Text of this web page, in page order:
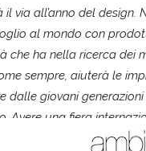
via all’anno del design.
al mondo con
che ha nella ricerca dei
sempre, aiuterà le
dalle giovani
Avere una fiera
valore irrinunciabile